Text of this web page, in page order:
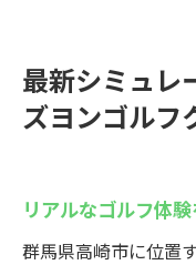
最新シミュレ
ズヨンゴルフ
リアルなゴルフ体
群馬県高崎市に位置